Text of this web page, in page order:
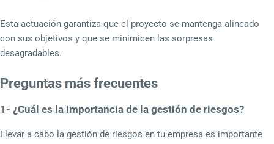
Esta actuación garantiza que el proyecto se mantenga alineado
con sus objetivos y que se minimicen las sorpresas
desagradables.
Preguntas más frecuentes
1- ¿Cuál es la importancia de la gestión de riesgos?
Llevar a cabo la gestión de riesgos en tu empresa es importante